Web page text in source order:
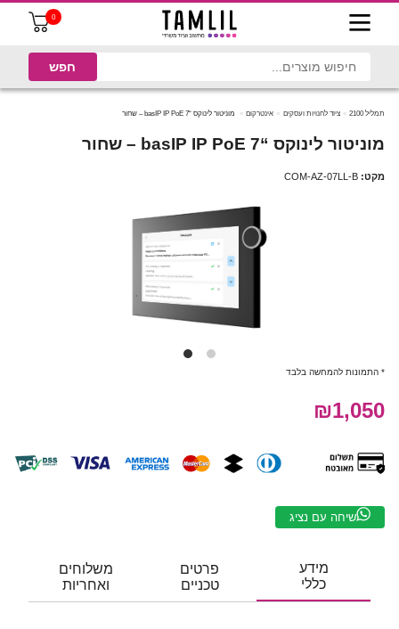
0
תמליל 2100 ציוד לחנויות ועסקים אינטרקום מוניטור לינוקס “7 basIP IP PoE – שחור
מוניטור לינוקס “7 basIP IP PoE – שחור
מקט: COM-AZ-07LL-B
* התמונות להמחשה בלבד
₪1,050
שיחה עם נציג
מידע
כללי
פרטים
טכניים
משלוחים
ואחריות